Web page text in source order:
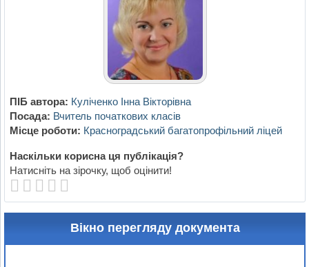
ПІБ автора: Куліченко Інна Вікторівна
Посада: Вчитель початкових класів
Місце роботи: Красноградський багатопрофільний ліцей
Наскільки корисна ця публікація?
Натисніть на зірочку, щоб оцінити!
Вікно перегляду документа